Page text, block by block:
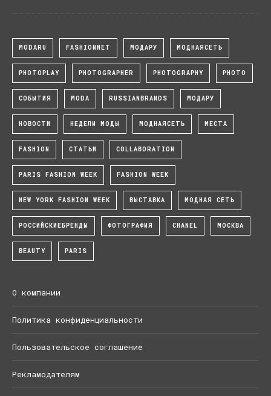
MODARU FASHIONNET МОДАРУ МОДНАЯСЕТЬ
PHOTOPLAY PHOTOGRAPHER PHOTOGRAPHY PHOTO
СОБЫТИЯ MODA RUSSIANBRANDS МОДАРУ
НОВОСТИ НЕДЕЛИ МОДЫ МОДНАЯСЕТЬ МЕСТА
FASHION СТАТЬИ COLLABORATION
PARIS FASHION WEEK FASHION WEEK
NEW YORK FASHION WEEK ВЫСТАВКА МОДНАЯ СЕТЬ
РОССИЙСКИЕБРЕНДЫ ФОТОГРАФИЯ CHANEL МОСКВА
BEAUTY PARIS
О компании
Политика конфиденциальности
Пользовательское соглашение
Рекламодателям